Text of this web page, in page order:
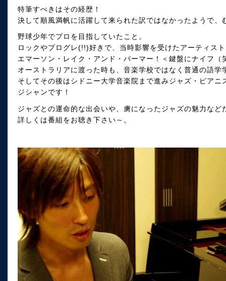
特筆すべきはその経歴！
決して順風満帆に活躍して来られた訳ではなかったようで、
野球少年でプロを目指していたこと。
ロックやプログレ(!!)好きで、当時影響を受けたアーティス
エマーソン・レイク・アンド・パーマー！＜鍵盤にナイフ（
オーストラリアに渡った時も、音楽学校ではなく普通の語学
そしてその後はシドニー大学音楽院まで進みジャズ・ピア
ジシャンです！
ジャズとの運命的な出会いや、虜になったジャズの魅力など
詳しくは番組をお聴き下さい～。